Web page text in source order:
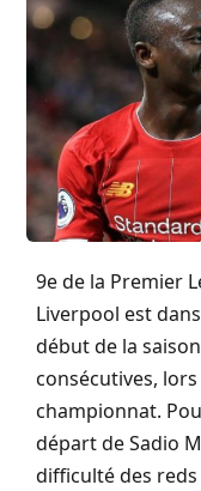
9e de la Premier
Liverpool est
début de la
consécutives,
championnat.
départ de Sadio
difficulté des reds